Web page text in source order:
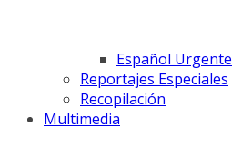
Español Urgente
Reportajes Especiales
Recopilación
Multimedia